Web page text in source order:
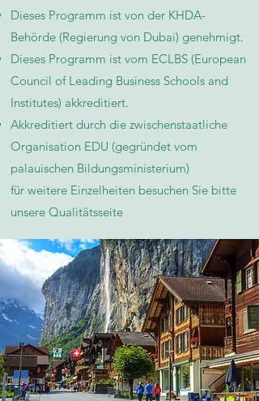
Dieses Programm ist von der KHDA-
Behörde (Regierung von Dubai) genehmigt.
Dieses Programm ist vom ECLBS (European
Council of Leading Business Schools and
Institutes) akkreditiert.
Akkreditiert durch die zwischenstaatliche
Organisation EDU (gegründet vom
palauischen Bildungsministerium)
für weitere Einzelheiten besuchen Sie bitte
unsere Qualitätsseite​